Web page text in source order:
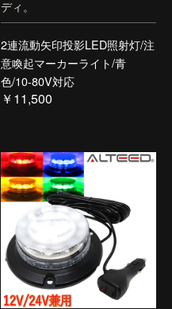
ディ。
2連流動矢印投影LED照射灯/注
意喚起マーカーライト/青
色/10-80V対応
￥11,500